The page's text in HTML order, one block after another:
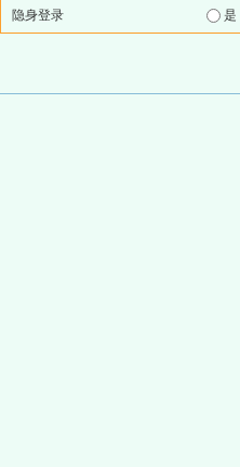
隐身登录